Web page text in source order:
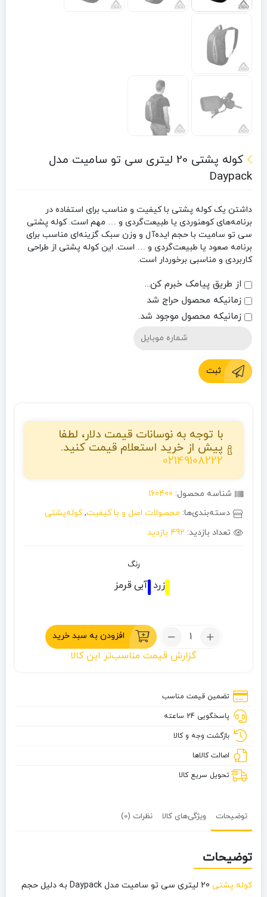
کوله پشتی 20 لیتری سی تو سامیت مدل
Daypack
داشتن یک کوله پشتی با کیفیت و مناسب برای استفاده در
برنامه‌های کوهنوردی یا طبیعت‌گردی و … مهم است. کوله پشتی
سی تو سامیت با حجم ایده‌آل و وزن سبک گزینه‌ای مناسب برای
برنامه صعود یا طبیعت‌گردی و … است. این کوله پشتی از طراحی
کاربردی و مناسبی برخوردار است.
از طریق پیامک خبرم کن...
زمانیکه محصول حراج شد
زمانیکه محصول موجود شد.
ثبت
با توجه به نوسانات قیمت دلار، لطفا
پیش از خرید استعلام قیمت کنید.
02149108222
شناسه محصول: 160400
دسته‌بندی‌ها: محصولات اصل و با کیفیت,کوله‌پشتی
تعداد بازدید: 492 بازدید
رنگ
زرد آبی قرمز
تعداد:
پشتی
سی
تو
سامیت
Daypack
افزودن به سبد خرید
گزارش قیمت مناسب‌تر این کالا
تضمین قیمت مناسب
پاسخگویی 24 ساعته
بازگشت وجه و کالا
اصالت کالاها
تحویل سریع کالا
توضیحات ویژگی‌های کالا نظرات (0)
توضیحات
کوله پشتی 20 لیتری سی تو سامیت مدل Daypack به دلیل حجم